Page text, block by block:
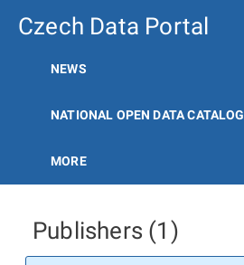
Czech Data Portal
NEWS
NATIONAL OPEN DATA CATALOG
MORE
Publishers (1)